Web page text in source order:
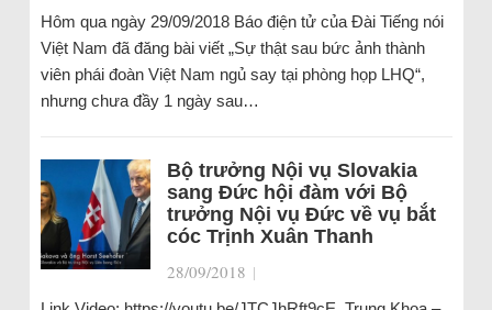
Hôm qua ngày 29/09/2018 Báo điện tử của Đài Tiếng nói
Việt Nam đã đăng bài viết „Sự thật sau bức ảnh thành
viên phái đoàn Việt Nam ngủ say tại phòng họp LHQ“,
nhưng chưa đầy 1 ngày sau…
Bộ trưởng Nội vụ Slovakia
sang Đức hội đàm với Bộ
trưởng Nội vụ Đức về vụ bắt
cóc Trịnh Xuân Thanh
28/09/2018 |